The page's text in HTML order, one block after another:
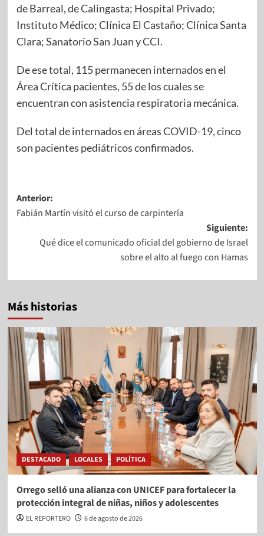
de Barreal, de Calingasta; Hospital Privado;
Instituto Médico; Clínica El Castaño; Clínica Santa
Clara; Sanatorio San Juan y CCI.
De ese total, 115 permanecen internados en el
Área Crítica pacientes, 55 de los cuales se
encuentran con asistencia respiratoria mecánica.
Del total de internados en áreas COVID-19, cinco
son pacientes pediátricos confirmados.
Anterior:
Fabián Martín visitó el curso de carpintería
Siguiente:
Qué dice el comunicado oficial del gobierno de Israel
sobre el alto al fuego con Hamas
Más historias
DESTACADO LOCALES POLÍTICA
Orrego selló una alianza con UNICEF para fortalecer la
protección integral de niñas, niños y adolescentes
EL REPORTERO 6 de agosto de 2026